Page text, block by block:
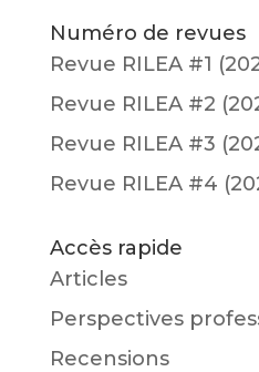
Numéro de revues
Revue RILEA #1
Revue RILEA #2
Revue RILEA #3
Revue RILEA #4
Accès rapide
Articles
Perspectives
Recensions